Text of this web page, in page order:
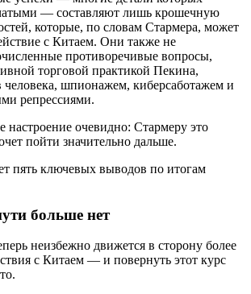
— составляют лишь крошечную
которые, по словам Стармера, может
с Китаем. Они также не
противоречивые вопросы,
торговой практикой Пекина,
шпионажем, киберсаботажем и
репрессиями.
настроение очевидно: Стармеру это
пойти значительно дальше.
пять ключевых выводов по итогам
больше нет
неизбежно движется в сторону более
с Китаем — и повернуть этот курс